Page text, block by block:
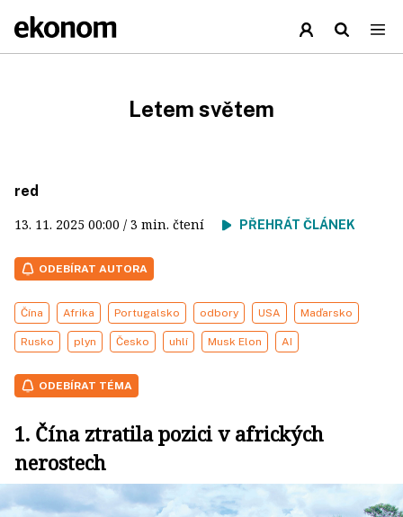
Letem světem
red
13. 11. 2025 00:00 / 3 min. čtení PŘEHRÁT ČLÁNEK
ODEBÍRAT AUTORA
Čína Afrika Portugalsko odbory USA Maďarsko
Rusko plyn Česko uhlí Musk Elon AI
ODEBÍRAT TÉMA
1. Čína ztratila pozici v afrických
nerostech